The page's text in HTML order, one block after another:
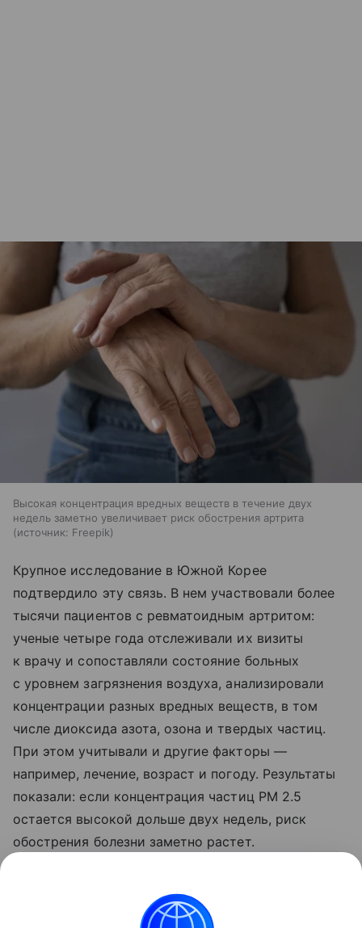
Высокая концентрация вредных веществ в течение двух
недель заметно увеличивает риск обострения артрита
источник: Freepik
Крупное исследование в Южной Корее
подтвердило эту связь. В нем участвовали более
тысячи пациентов с ревматоидным артритом:
ученые четыре года отслеживали их визиты
к врачу и сопоставляли состояние больных
с уровнем загрязнения воздуха, анализировали
концентрации разных вредных веществ, в том
числе диоксида азота, озона и твердых частиц.
При этом учитывали и другие факторы —
например, лечение, возраст и погоду. Результаты
показали: если концентрация частиц PM 2.5
остается высокой дольше двух недель, риск
обострения болезни заметно растет.
выявлено неожиданное влияние артрита на